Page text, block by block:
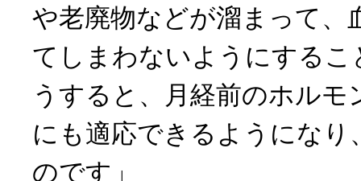
や老廃物などが溜まって、
てしまわないようにするこ
うすると、月経前のホルモ
にも適応できるようになり
のです」